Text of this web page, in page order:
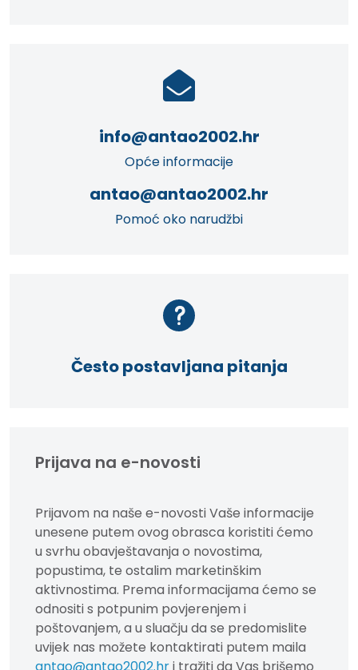
info@antao2002.hr
Opće informacije
antao@antao2002.hr
Pomoć oko narudžbi
Često postavljana pitanja
Prijava na e-novosti
Prijavom na naše e-novosti Vaše informacije
unesene putem ovog obrasca koristiti ćemo
u svrhu obavještavanja o novostima,
popustima, te ostalim marketinškim
aktivnostima. Prema informacijama ćemo se
odnositi s potpunim povjerenjem i
poštovanjem, a u sluačju da se predomislite
uvijek nas možete kontaktirati putem maila